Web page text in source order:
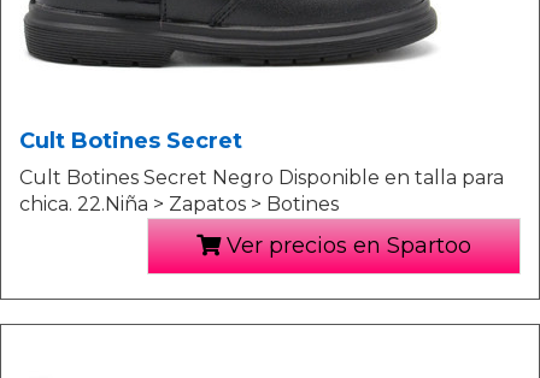
Cult Botines Secret
Cult Botines Secret Negro Disponible en talla para
chica. 22.Niña > Zapatos > Botines
Ver precios en Spartoo